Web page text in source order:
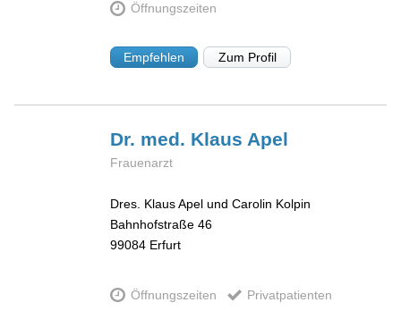
Öffnungszeiten
Empfehlen Zum Profil
Dr. med. Klaus Apel
Frauenarzt
Dres. Klaus Apel und Carolin Kolpin
Bahnhofstraße 46
99084 Erfurt
Öffnungszeiten Privatpatienten